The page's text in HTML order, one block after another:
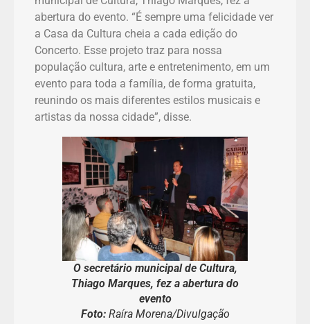
abertura do evento. “É sempre uma felicidade ver
a Casa da Cultura cheia a cada edição do
Concerto. Esse projeto traz para nossa
população cultura, arte e entretenimento, em um
evento para toda a família, de forma gratuita,
reunindo os mais diferentes estilos musicais e
artistas da nossa cidade”, disse.
O secretário municipal de Cultura,
Thiago Marques, fez a abertura do
evento
Foto:Raíra Morena/Divulgação